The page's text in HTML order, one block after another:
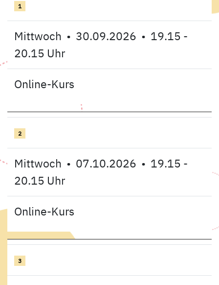
1
Mittwoch • 30.09.2026 • 19.15 -
20.15 Uhr
Online-Kurs
2
Mittwoch • 07.10.2026 • 19.15 -
20.15 Uhr
Online-Kurs
3